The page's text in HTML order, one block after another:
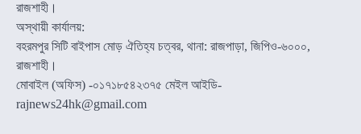
রাজশাহী।
অস্থায়ী কার্যালয়:
বহরমপুর সিটি বাইপাস মোড় ঐতিহ্য চত্বর, থানা: রাজপাড়া, জিপিও-৬০০০,
রাজশাহী।
মোবাইল (অফিস) -০১৭১৮৫৪২৩৭৫ মেইল আইডি-
rajnews24hk@gmail.com